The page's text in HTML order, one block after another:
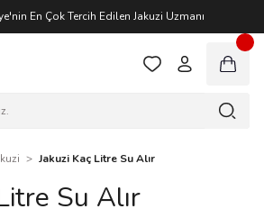
En Çok Tercih Edilen Jakuzi Uzmanı
Jakuzi Kaç Litre Su Alır
Su Alır